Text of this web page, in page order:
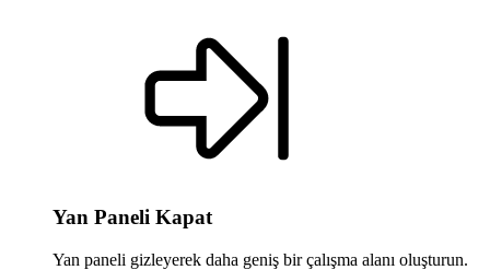
Yan Paneli Kapat
Yan paneli gizleyerek daha geniş bir çalışma alanı oluşturun.